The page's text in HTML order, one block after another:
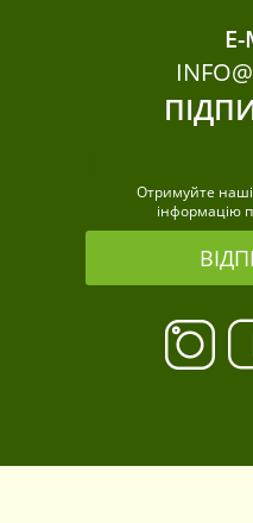
Отримуйте
інформацію